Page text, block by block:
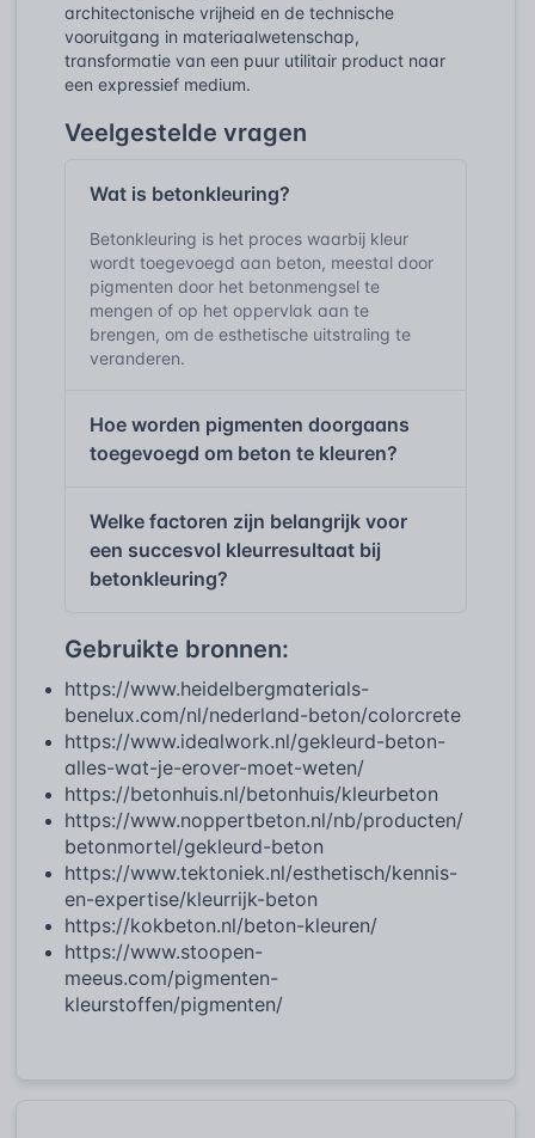
architectonische vrijheid en de technische
vooruitgang in materiaalwetenschap,
transformatie van een puur utilitair product naar
een expressief medium.
Veelgestelde vragen
Wat is betonkleuring?
Betonkleuring is het proces waarbij kleur
wordt toegevoegd aan beton, meestal door
pigmenten door het betonmengsel te
mengen of op het oppervlak aan te
brengen, om de esthetische uitstraling te
veranderen.
Hoe worden pigmenten doorgaans
toegevoegd om beton te kleuren?
Welke factoren zijn belangrijk voor
een succesvol kleurresultaat bij
betonkleuring?
Gebruikte bronnen:
https://www.heidelbergmaterials-
benelux.com/nl/nederland-beton/colorcrete
https://www.idealwork.nl/gekleurd-beton-
alles-wat-je-erover-moet-weten/
https://betonhuis.nl/betonhuis/kleurbeton
https://www.noppertbeton.nl/nb/producten/
betonmortel/gekleurd-beton
https://www.tektoniek.nl/esthetisch/kennis-
en-expertise/kleurrijk-beton
https://kokbeton.nl/beton-kleuren/
https://www.stoopen-
meeus.com/pigmenten-
kleurstoffen/pigmenten/